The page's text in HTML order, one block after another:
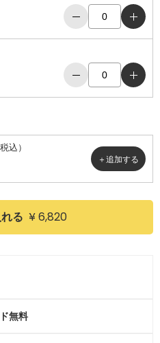
− ＋
− ＋
込）
る ¥ 6,820
無料